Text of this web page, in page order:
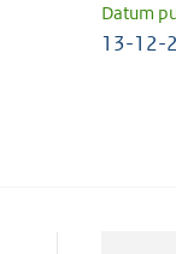
Datum
13-12-